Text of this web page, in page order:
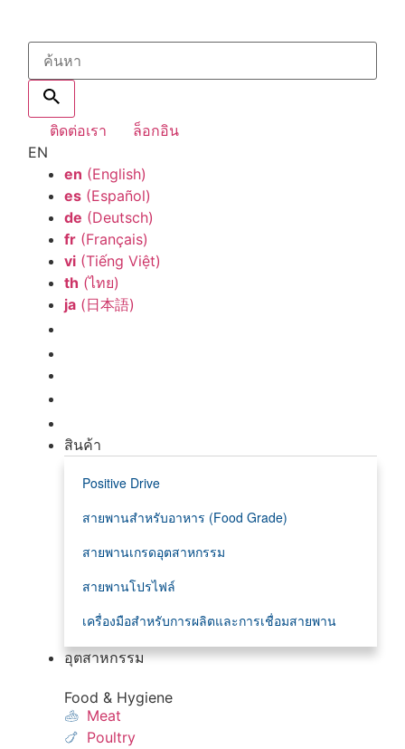
ติดต่อเรา
ล็อกอิน
EN
en (English)
es (Español)
de (Deutsch)
fr (Français)
vi (Tiếng Việt)
th (ไทย)
ja (日本語)
สินค้า
Positive Drive
สายพานสำหรับอาหาร (Food Grade)
สายพานเกรดอุตสาหกรรม
สายพานโปรไฟล์
เครื่องมือสำหรับการผลิตและการเชื่อมสายพาน
อุตสาหกรรม
Food & Hygiene
Meat
Poultry